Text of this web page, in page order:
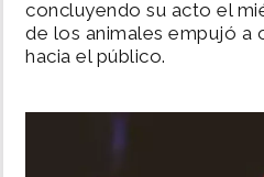
SHOW
concluyendo su acto el
de los animales empujó a
hacia el público.